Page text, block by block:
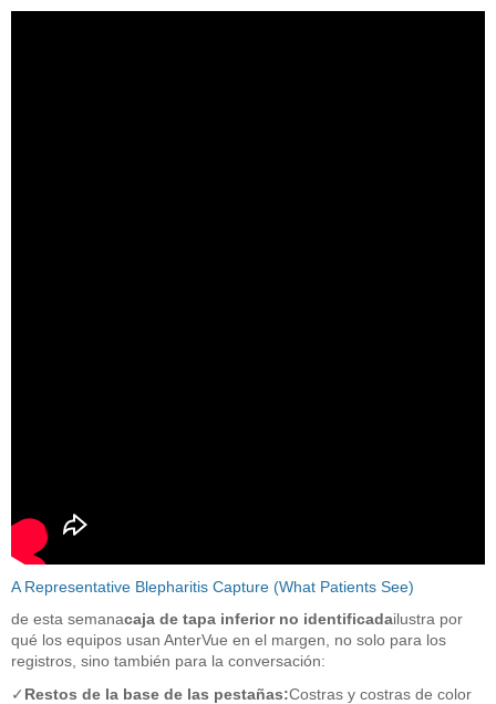
A Representative Blepharitis Capture (What Patients See)
de esta semanacaja de tapa inferior no identificadailustra por
qué los equipos usan AnterVue en el margen, no solo para los
registros, sino también para la conversación:
✓ Restos de la base de las pestañas:Costras y costras de color